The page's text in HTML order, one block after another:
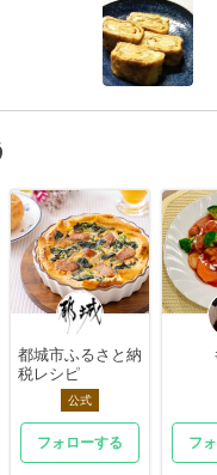
都城市ふるさと納
税レシピ
公式
フォローする フ